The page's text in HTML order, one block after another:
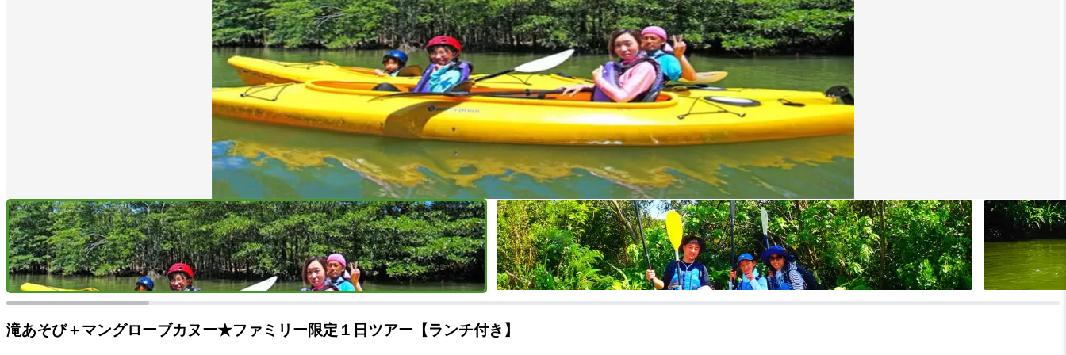
滝あそび＋マングローブカヌー★ファミリー限定１日ツアー【ランチ付き】